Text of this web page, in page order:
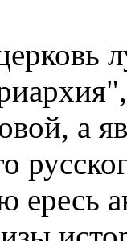
а
ересь